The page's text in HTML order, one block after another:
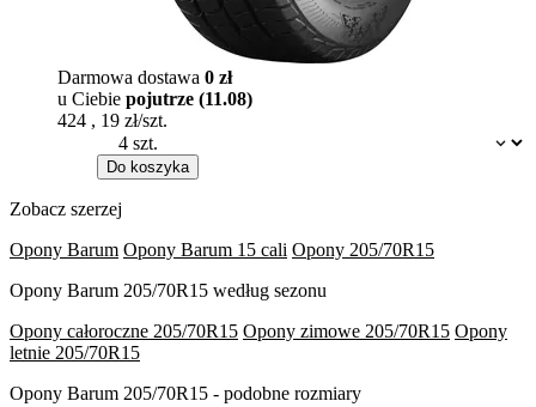
Dostępność:
Darmowa dostawa 0 zł
u Ciebie pojutrze (11.08)
424 , 19 zł/szt.
Do koszyka
Zobacz szerzej
Opony Barum Opony Barum 15 cali Opony 205/70R15
Opony Barum 205/70R15 według sezonu
Opony całoroczne 205/70R15 Opony zimowe 205/70R15 Opony
letnie 205/70R15
Opony Barum 205/70R15 - podobne rozmiary